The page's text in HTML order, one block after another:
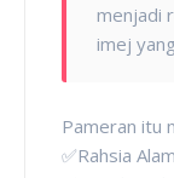
menjadi
imej
Pameran itu
✅Rahsia